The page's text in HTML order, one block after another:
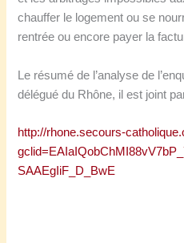
chauffer le logement ou se
rentrée ou encore payer la
Le résumé de l’analyse de
délégué du Rhône, il est joint
http://rhone.secours-
SAAEgIiF_D_BwE